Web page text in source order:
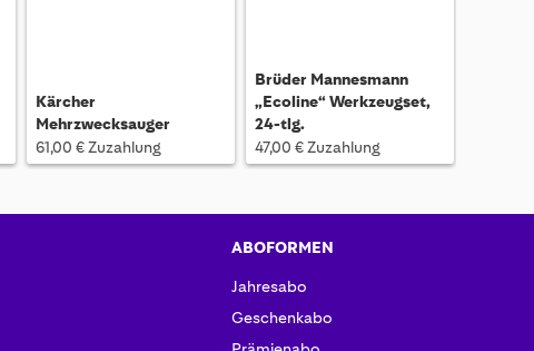
Kärcher
Mehrzwecksauger
61,00 € Zuzahlung
Brüder Mannesmann
„Ecoline“ Werkzeugset,
24-tlg.
47,00 € Zuzahlung
ABOFORMEN
Jahresabo
Geschenkabo